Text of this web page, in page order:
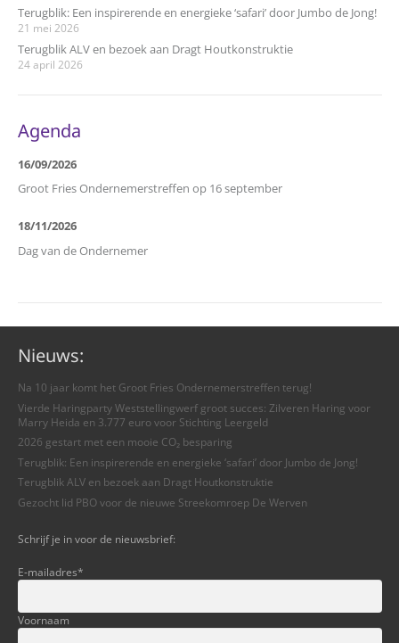
Terugblik: Een inspirerende en energieke ‘safari’ door Jumbo de Jong!
21 mei 2026
Terugblik ALV en bezoek aan Dragt Houtkonstruktie
24 april 2026
Agenda
16/09/2026
Groot Fries Ondernemerstreffen op 16 september
18/11/2026
Dag van de Ondernemer
Nieuws:
Na 10 jaar komt het Groot Fries Ondernemerstreffen terug!
Vierde Haringparty Weststellingwerf groot succes: Zilveren Haring voor
Marry Heida en 3.777 euro voor Stichting Leergeld
2026 gestart met een mooie CO₂ besparing
Terugblik: Een inspirerende en energieke ‘safari’ door Jumbo de Jong!
Terugblik ALV en bezoek aan Dragt Houtkonstruktie
Gezocht lid PBO voor de nieuwe Streekomroep De Werven
Schrijf je in voor de nieuwsbrief:
E-mailadres*
Voornaam